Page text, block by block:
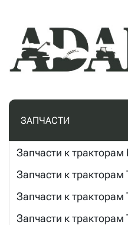
ЗАПЧАСТИ
Запчасти к
Запчасти к тракторам
Запчасти к тракторам
Запчасти к тракторам